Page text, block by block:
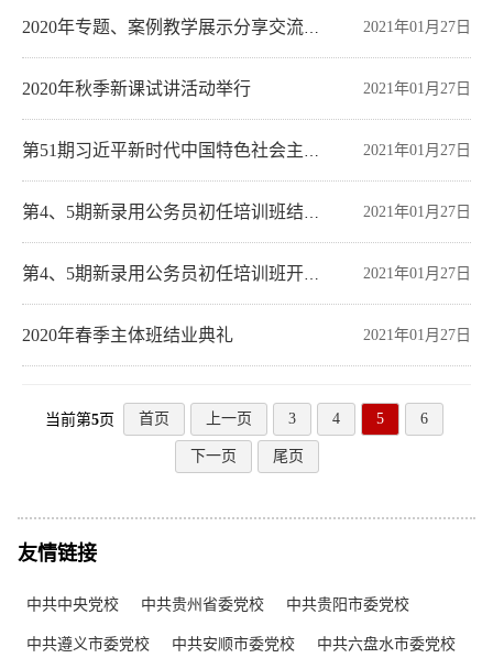
2020年专题、案例教学展示分享交流会活动举行 2021年01月27日
2020年秋季新课试讲活动举行 2021年01月27日
第51期习近平新时代中国特色社会主义思想中青年干部培训班结业典礼 2021年01月27日
第4、5期新录用公务员初任培训班结业典礼 2021年01月27日
第4、5期新录用公务员初任培训班开学典礼 2021年01月27日
2020年春季主体班结业典礼 2021年01月27日
当前第5页 首页 上一页 3 4 5 6
下一页 尾页
友情链接
中共中央党校 中共贵州省委党校 中共贵阳市委党校
中共遵义市委党校 中共安顺市委党校 中共六盘水市委党校